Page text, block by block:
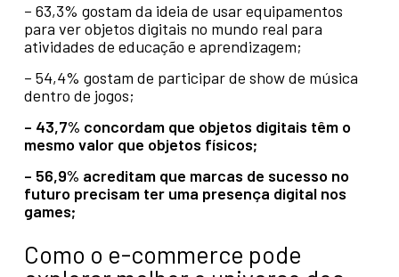
– 63,3% gostam da ideia de usar equipamentos
para ver objetos digitais no mundo real para
atividades de educação e aprendizagem;
– 54,4% gostam de participar de show de música
dentro de jogos;
– 43,7% concordam que objetos digitais têm o
mesmo valor que objetos físicos;
– 56,9% acreditam que marcas de sucesso no
futuro precisam ter uma presença digital nos
games;
Como o e-commerce pode